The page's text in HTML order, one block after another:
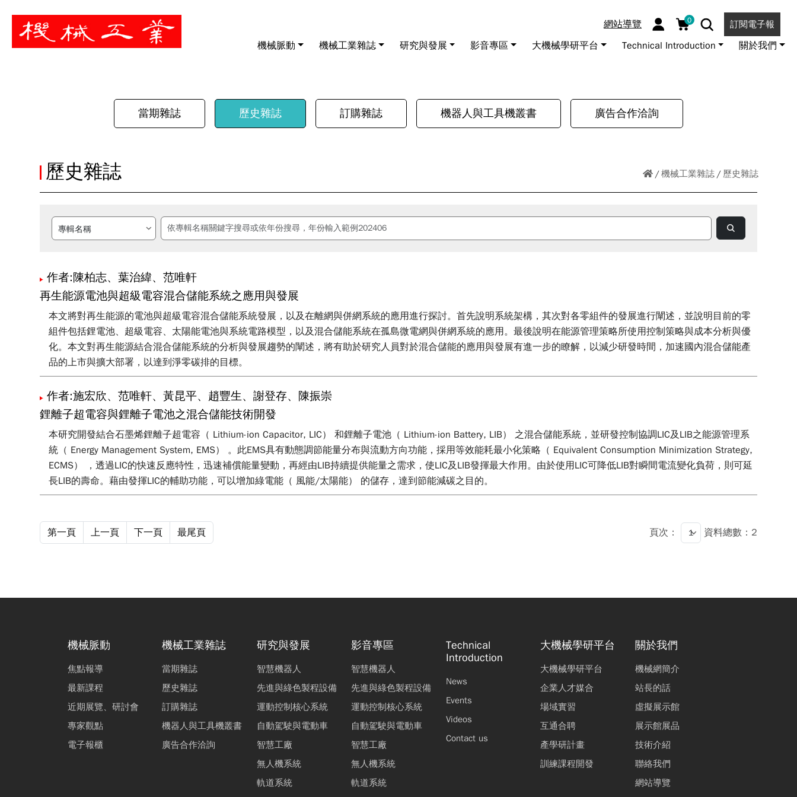
網站導覽 0 訂閱電子報
機械脈動 機械工業雜誌 研究與發展 影音專區 大機械學研平台 Technical Introduction 關於我們
暫停
當期雜誌 歷史雜誌 訂購雜誌 機器人與工具機叢書 廣告合作洽詢
機械工業雜誌 歷史雜誌
歷史雜誌
作者:陳柏志、葉治緯、范唯軒
再生能源電池與超級電容混合儲能系統之應用與發展
本文將對再生能源的電池與超級電容混合儲能系統發展，以及在離網與併網系統的應用進行探討。首先說明系統架構，其次對各零組件的發展進行闡述，並說明目前的零
組件包括鋰電池、超級電容、太陽能電池與系統電路模型，以及混合儲能系統在孤島微電網與併網系統的應用。最後說明在能源管理策略所使用控制策略與成本分析與優
化。本文對再生能源結合混合儲能系統的分析與發展趨勢的闡述，將有助於研究人員對於混合儲能的應用與發展有進一步的瞭解，以減少研發時間，加速國內混合儲能產
品的上市與擴大部署，以達到淨零碳排的目標。
作者:施宏欣、范唯軒、黃昆平、趙豐生、謝登存、陳振崇
鋰離子超電容與鋰離子電池之混合儲能技術開發
本研究開發結合石墨烯鋰離子超電容（ Lithium-ion Capacitor, LIC） 和鋰離子電池（ Lithium-ion Battery, LIB） 之混合儲能系統，並研發控制協調LIC及LIB之能源管理系
統（ Energy Management System, EMS） 。此EMS具有動態調節能量分布與流動方向功能，採用等效能耗最小化策略（ Equivalent Consumption Minimization Strategy,
ECMS） ，透過LIC的快速反應特性，迅速補償能量變動，再經由LIB持續提供能量之需求，使LIC及LIB發揮最大作用。由於使用LIC可降低LIB對瞬間電流變化負荷，則可延
長LIB的壽命。藉由發揮LIC的輔助功能，可以增加綠電能（ 風能/太陽能） 的儲存，達到節能減碳之目的。
第一頁 上一頁 下一頁 最尾頁 頁次： 資料總數：2
機械脈動
焦點報導
最新課程
近期展覽、研討會
專家觀點
電子報櫃
機械工業雜誌
當期雜誌
歷史雜誌
訂購雜誌
機器人與工具機叢書
廣告合作洽詢
研究與發展
智慧機器人
先進與綠色製程設備
運動控制核心系統
自動駕駛與電動車
智慧工廠
無人機系統
軌道系統
影音專區
智慧機器人
先進與綠色製程設備
運動控制核心系統
自動駕駛與電動車
智慧工廠
無人機系統
軌道系統
Technical
Introduction
News
Events
Videos
Contact us
大機械學研平台
大機械學研平台
企業人才媒合
場域實習
互通合聘
產學研計畫
訓練課程開發
關於我們
機械網簡介
站長的話
虛擬展示館
展示館展品
技術介紹
聯絡我們
網站導覽